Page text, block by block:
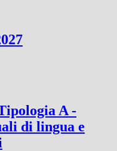
A -
di lingua e